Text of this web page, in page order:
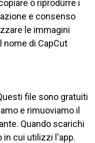
o riprodurre i
e consenso
le immagini
nome di CapCut
file sono gratuiti
e rimuoviamo il
Quando scarichi
in cui utilizzi l'app.